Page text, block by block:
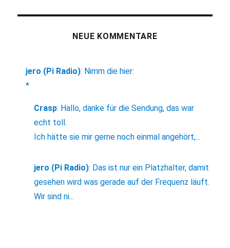
NEUE KOMMENTARE
jero (Pi Radio): Nimm die hier:
*
Crasp: Hallo, danke für die Sendung, das war
echt toll.
Ich hätte sie mir gerne noch einmal angehört,...
jero (Pi Radio): Das ist nur ein Platzhalter, damit
gesehen wird was gerade auf der Frequenz läuft.
Wir sind ni...